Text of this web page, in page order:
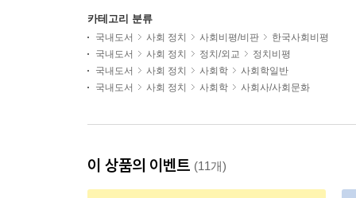
카테고리 분류
국내도서 사회 정치 사회비평/비판
한국사회비평
국내도서
사회 정치 정치/외교
정치비평
국내도서
사회 정치 사회학
사회학일반
국내도서
사회 정치 사회학 사회사/사회문화
이 상품의 이벤트 (11개)